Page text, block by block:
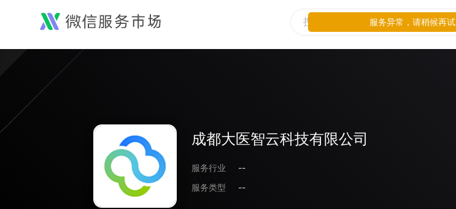
成都大医智云科技有限公司
服务行业
--
服务类型
--
服务异常，请稍候再试